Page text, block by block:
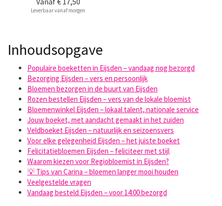
Leverbaar vanaf morgen
Inhoudsopgave
Populaire boeketten in Eijsden – vandaag nog bezorgd
Bezorging Eijsden – vers en persoonlijk
Bloemen bezorgen in de buurt van Eijsden
Rozen bestellen Eijsden – vers van de lokale bloemist
Bloemenwinkel Eijsden – lokaal talent, nationale service
Jouw boeket, met aandacht gemaakt in het zuiden
Veldboeket Eijsden – natuurlijk en seizoensvers
Voor elke gelegenheid Eijsden – het juiste boeket
Felicitatiebloemen Eijsden – feliciteer met stijl
Waarom kiezen voor Regiobloemist in Eijsden?
💡 Tips van Carina – bloemen langer mooi houden
Veelgestelde vragen
Vandaag besteld Eijsden – voor 14:00 bezorgd